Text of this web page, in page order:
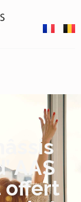
AAS
offert